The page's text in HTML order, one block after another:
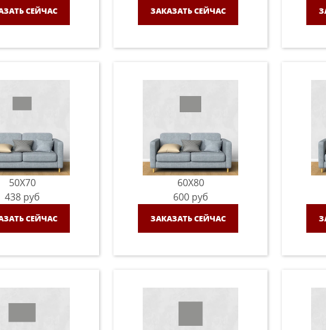
СЕЙЧАС ЗАКАЗАТЬ СЕЙЧАС
50X70
438 руб
СЕЙЧАС
60X80
600 руб
ЗАКАЗАТЬ СЕЙЧАС